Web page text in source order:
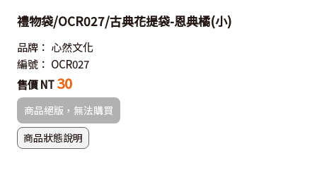
禮物袋/OCR027/古典花提袋-恩典橘(小)
品牌： 心然文化
編號： OCR027
售價 NT 30
商品絕版，無法購買
商品狀態說明